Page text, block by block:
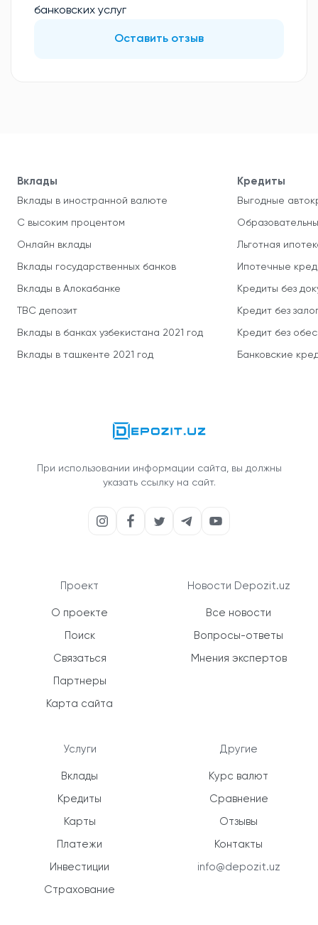
банковских услуг
Оставить отзыв
Вклады
Вклады в иностранной валюте
С высоким процентом
Онлайн вклады
Вклады государственных банков
Вклады в Алокабанке
TBC депозит
Вклады в банках узбекистана 2021 год
Вклады в ташкенте 2021 год
Кредиты
Выгодные
Льготная
Ипотечные
Кредиты без
Кредит без
Кредит без
Банковские
При использовании информации сайта, вы должны
указать ссылку на сайт.
Проект
О проекте
Поиск
Связаться
Партнеры
Карта сайта
Услуги
Вклады
Кредиты
Карты
Платежи
Инвестиции
Страхование
Новости Depozit.uz
Все новости
Вопросы-ответы
Мнения экспертов
Другие
Курс валют
Сравнение
Отзывы
Контакты
info@depozit.uz